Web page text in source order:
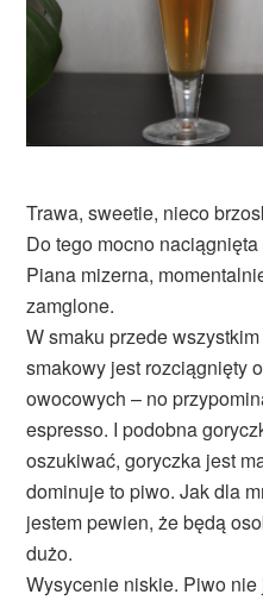
Trawa, sweetie, nieco
Do tego mocno
Piana mizerna,
zamglone.
W smaku przede
smakowy jest rozciągnięty
owocowych – no
espresso. I podobna
oszukiwać, goryczka jest
dominuje to piwo. Jak dla
jestem pewien, że będą
dużo.
Wysycenie niskie. Piwo